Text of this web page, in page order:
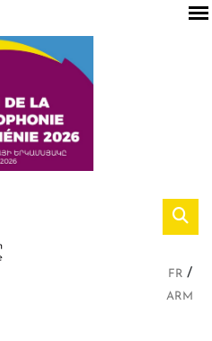
FR
ARM